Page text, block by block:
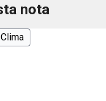
nota
Clima